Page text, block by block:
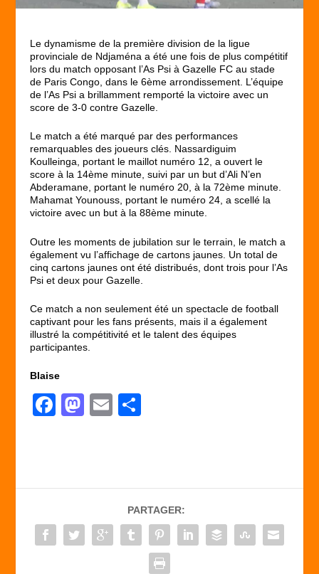
Le dynamisme de la première division de la ligue
provinciale de Ndjaména a été une fois de plus compétitif
lors du match opposant l’As Psi à Gazelle FC au stade
de Paris Congo, dans le 6ème arrondissement. L’équipe
de l’As Psi a brillamment remporté la victoire avec un
score de 3-0 contre Gazelle.
Le match a été marqué par des performances
remarquables des joueurs clés. Nassardiguim
Koulleinga, portant le maillot numéro 12, a ouvert le
score à la 14ème minute, suivi par un but d’Ali N’en
Abderamane, portant le numéro 20, à la 72ème minute.
Mahamat Younouss, portant le numéro 24, a scellé la
victoire avec un but à la 88ème minute.
Outre les moments de jubilation sur le terrain, le match a
également vu l’affichage de cartons jaunes. Un total de
cinq cartons jaunes ont été distribués, dont trois pour l’As
Psi et deux pour Gazelle.
Ce match a non seulement été un spectacle de football
captivant pour les fans présents, mais il a également
illustré la compétitivité et le talent des équipes
participantes.
Blaise
F
b
o
o
M
d
o
n
E
er
PARTAGER: